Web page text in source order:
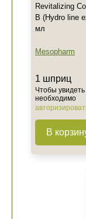
Revitalizing
B (Hydro line
мл
Mesopharm
1 шприц
Чтобы
необходимо
В